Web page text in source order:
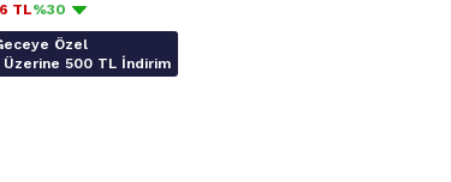
TL%30
Özel
500 TL İndirim